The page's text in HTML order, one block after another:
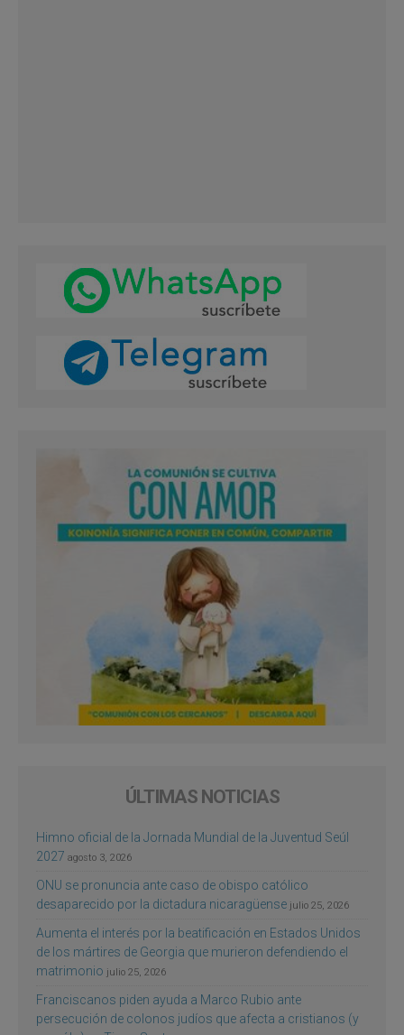
ÚLTIMAS NOTICIAS
Himno oficial de la Jornada Mundial de la Juventud Seúl
2027 agosto 3, 2026
ONU se pronuncia ante caso de obispo católico
desaparecido por la dictadura nicaragüense julio 25, 2026
Aumenta el interés por la beatificación en Estados Unidos
de los mártires de Georgia que murieron defendiendo el
matrimonio julio 25, 2026
Franciscanos piden ayuda a Marco Rubio ante
persecución de colonos judíos que afecta a cristianos (y